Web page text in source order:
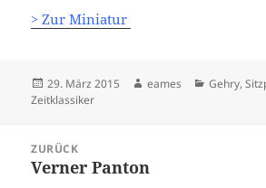
> Zur Miniatur
Veröffentlicht
am
29. März 2015 Autor
eames Kategorien
Gehry,
Zeitklassiker
ZURÜCK
Vorheriger
Verner Panton